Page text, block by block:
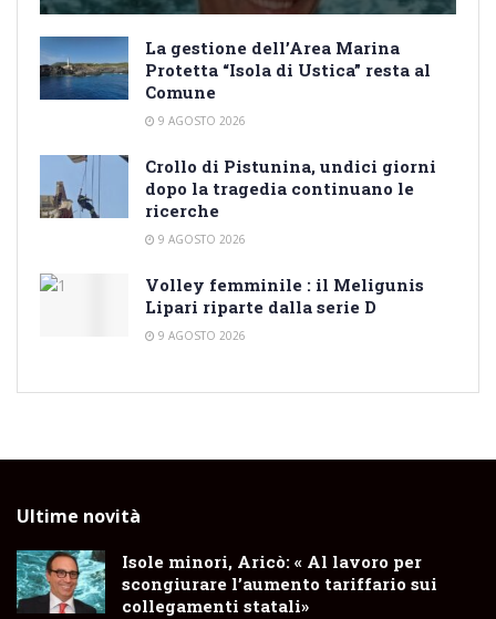
La gestione dell’Area Marina
Protetta “Isola di Ustica” resta al
Comune
9 AGOSTO 2026
Crollo di Pistunina, undici giorni
dopo la tragedia continuano le
ricerche
9 AGOSTO 2026
Volley femminile : il Meligunis
Lipari riparte dalla serie D
9 AGOSTO 2026
Ultime novità
Isole minori, Aricò: « Al lavoro per
scongiurare l’aumento tariffario sui
collegamenti statali»